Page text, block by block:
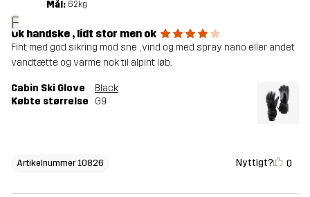
F
Mål: 62kg
Ok handske , lidt stor men ok
Fint med god sikring mod sne , vind og med spray nano eller andet
vandtætte og varme nok til alpint løb.
Cabin Ski Glove
Black
Købte størrelse
G9
Artikelnummer 10826 Nyttigt? 0